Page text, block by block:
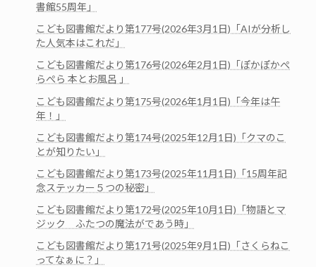
書館55周年」
こども図書館だより第177号(2026年3月1日)「AIが分析し
た人気本はこれだ」
こども図書館だより第176号(2026年2月1日)「ぽかぽかぺ
らぺら 本とお風呂 」
こども図書館だより第175号(2026年1月1日)「今年は午
年！」
こども図書館だより第174号(2025年12月1日)「クマのこ
とが知りたい」
こども図書館だより第173号(2025年11月1日)「15周年記
念ステッカー５つの秘密」
こども図書館だより第172号(2025年10月1日)「物語とマ
ジック ふたつの魔法がであう時」
こども図書館だより第171号(2025年9月1日)「さくらねこ
ってなぁに？」